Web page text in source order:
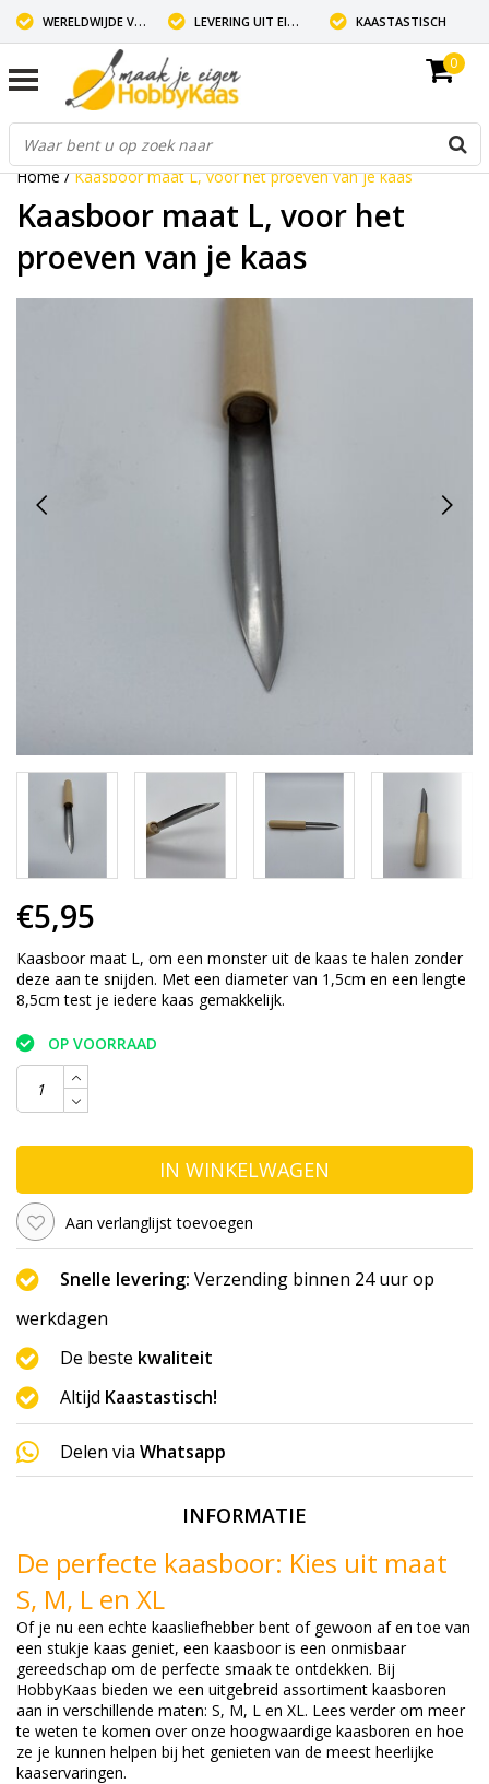
WERELDWIJDE VERZENDING LEVERING UIT EIGEN VOORRAAD KAASTASTISCH
0
Home/Kaasboor maat L, voor het proeven van je kaas
Kaasboor maat L, voor het
proeven van je kaas
€5,95
Kaasboor maat L, om een monster uit de kaas te halen zonder
deze aan te snijden. Met een diameter van 1,5cm en een lengte
8,5cm test je iedere kaas gemakkelijk.
OP VOORRAAD
IN WINKELWAGEN
Aan verlanglijst toevoegen
Snelle levering: Verzending binnen 24 uur op
werkdagen
De beste kwaliteit
Altijd Kaastastisch!
Delen via Whatsapp
INFORMATIE
De perfecte kaasboor: Kies uit maat
S, M, L en XL
Of je nu een echte kaasliefhebber bent of gewoon af en toe van
een stukje kaas geniet, een kaasboor is een onmisbaar
gereedschap om de perfecte smaak te ontdekken. Bij
HobbyKaas bieden we een uitgebreid assortiment kaasboren
aan in verschillende maten: S, M, L en XL. Lees verder om meer
te weten te komen over onze hoogwaardige kaasboren en hoe
ze je kunnen helpen bij het genieten van de meest heerlijke
kaaservaringen.